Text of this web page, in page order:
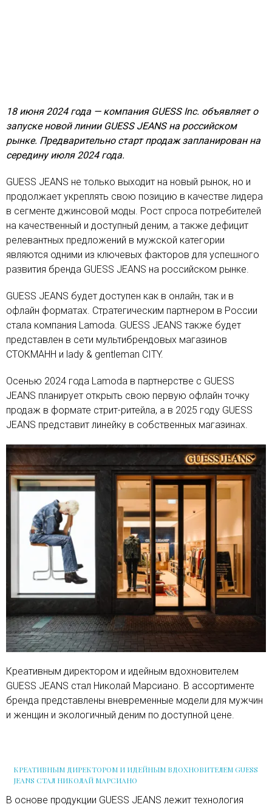
18 июня 2024 года — компания GUESS Inc. объявляет о
запуске новой линии GUESS JEANS на российском
рынке. Предварительно старт продаж запланирован на
середину июля 2024 года.
GUESS JEANS не только выходит на новый рынок, но и
продолжает укреплять свою позицию в качестве лидера
в сегменте джинсовой моды. Рост спроса потребителей
на качественный и доступный деним, а также дефицит
релевантных предложений в мужской категории
являются одними из ключевых факторов для успешного
развития бренда GUESS JEANS на российском рынке.
GUESS JEANS будет доступен как в онлайн, так и в
офлайн форматах. Стратегическим партнером в России
стала компания Lamodа. GUESS JEANS также будет
представлен в сети мультибрендовых магазинов
СТОКМАНН и lady & gentleman CITY.
Осенью 2024 года Lamoda в партнерстве с GUESS
JEANS планирует открыть свою первую офлайн точку
продаж в формате стрит-ритейла, а в 2025 году GUESS
JEANS представит линейку в собственных магазинах.
Креативным директором и идейным вдохновителем
GUESS JEANS стал Николай Марсиано. В ассортименте
бренда представлены вневременные модели для мужчин
и женщин и экологичный деним по доступной цене.
КРЕАТИВНЫМ ДИРЕКТОРОМ И ИДЕЙНЫМ ВДОХНОВИТЕЛЕМ GUESS
JEANS СТАЛ НИКОЛАЙ МАРСИАНО
В основе продукции GUESS JEANS лежит технология